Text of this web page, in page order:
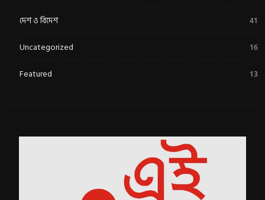
দেশ ও বিদেশ 41
Uncategorized 16
Featured 13